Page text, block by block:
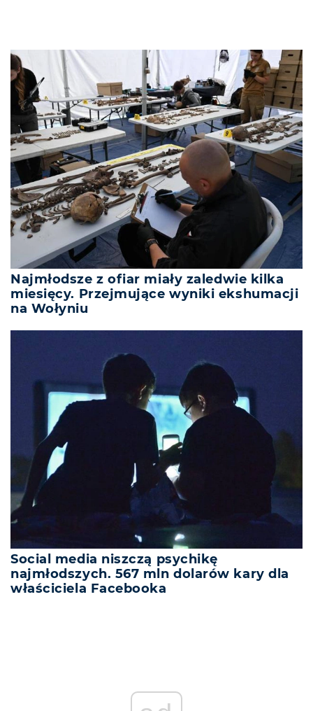
Najmłodsze z ofiar miały zaledwie kilka
miesięcy. Przejmujące wyniki ekshumacji
na Wołyniu
Social media niszczą psychikę
najmłodszych. 567 mln dolarów kary dla
właściciela Facebooka